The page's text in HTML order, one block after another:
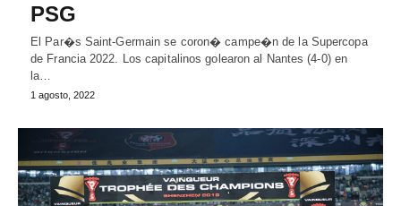
PSG
El Par�s Saint-Germain se coron� campe�n de la Supercopa
de Francia 2022. Los capitalinos golearon al Nantes (4-0) en
la…
1 agosto, 2022